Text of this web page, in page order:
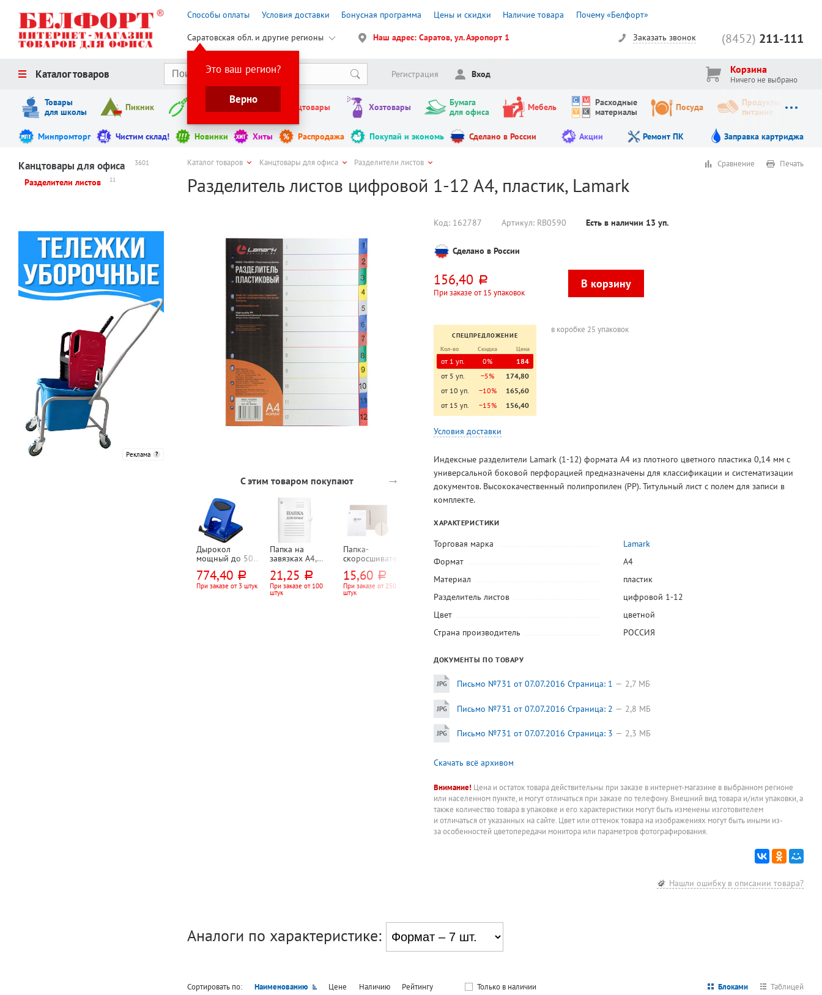
Способы оплаты Условия доставки Бонусная программа Цены и скидки Наличие товара Почему «Белфорт»
Саратовская обл. и другие регионы
Это ваш регион?
Верно
Наш адрес: Саратов, ул. Аэропорт 1 (8452) 211-111
Заказать звонок
Каталог товаров Регистрация Вход Корзина
Ничего не выбрано
Товары
для школы
Пикник Инструменты Канцтовары Хозтовары
Бумага
для офиса
Мебель
Расходные
материалы
Посуда
Продукты
питания
Минпромторг Чистим склад! Новинки Хиты Распродажа Покупай и экономь Сделано в России Акции Ремонт ПК Заправка картриджа
Канцтовары для офиса 3601
Разделители листов 11
Реклама
Каталог товаров Канцтовары для офиса Разделители листов
Разделитель листов цифровой 1-12 А4, пластик, Lamark
Сравнение Печать
С этим товаром покупают →
Дырокол
мощный до 50л,
синий, 2
отверстия, с
774,40 руб.
При заказе от 3 штук
Папка на
завязках А4,
немелованный,
белая, Dolce
Costo, ширина
21,25 руб.
При заказе от 100
штук
Папка-
скоросшиватель
картон
немелованный,
белая, Dolce
15,60 руб.
При заказе от 250
штук
Папка-
регистратор А4,
арочный
механизм,
ширина
корешка 75мм,
картон, под
мрамор, черная
корешок, "ЭКО",
внутреннее
поле для
205 руб.
Цена за штуку
Папка на 2-х
пластик, 0,6мм,
корешка 32мм,
синяя, с
Папка-
скоросшиватель
А4, пластик,
0,12мм, 0,16мм,
прозрачный
без перфорации
Папка-
Lamark, пластик,
синяя,
непрозрачная,
ширина
корешка 17мм
137,70
Код: 162787 Артикул: RB0590 Есть в наличии 13 уп.
Сделано в России
156,40 руб.
При заказе от 15 упаковок
СПЕЦПРЕДЛОЖЕНИЕ
Кол-во
Скидка Цена
от 1 уп. 0%
184
от 5 уп.
−5%
174,80
от 10 уп.
−10%
165,60
от 15 уп.
−15% 156,40
в коробке 25 упаковок
Условия доставки
Индексные разделители Lamark (1-12) формата А4 из плотного цветного пластика 0,14 мм с
универсальной боковой перфорацией предназначены для классификации и систематизации
документов. Высококачественный полипропилен (РР). Титульный лист с полем для записи в
комплекте.
ХАРАКТЕРИСТИКИ
Торговая марка
Lamark
Формат
А4
Материал
пластик
Разделитель листов
цифровой 1-12
Цвет
цветной
Страна производитель
РОССИЯ
ДОКУМЕНТЫ ПО ТОВАРУ
Письмо №731 от 07.07.2016 Страница: 1 2,7 МБ
Письмо №731 от 07.07.2016 Страница: 2 2,8 МБ
Письмо №731 от 07.07.2016 Страница: 3 2,3 МБ
Скачать всё архивом
Внимание! Цена и остаток товара действительны при заказе в интернет-магазине в выбранном регионе
или населенном пункте, и могут отличаться при заказе по телефону. Внешний вид товара и/или упаковки, а
также количество товара в упаковке и его характеристики могут быть изменены изготовителем
и отличаться от указанных на сайте. Цвет или оттенок товара на изображениях могут быть иными из-
за особенностей цветопередачи монитора или параметров фотографирования.
Нашли ошибку в описании товара?
Аналоги по характеристике:
Сортировать по: Наименованию Цене Наличию Рейтингу Только в наличии Блоками Таблицей